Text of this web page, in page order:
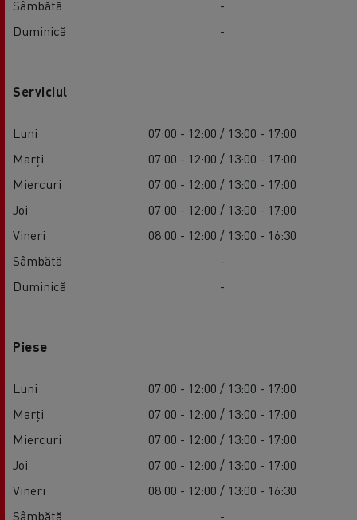
Sâmbătă
-
Duminică
-
Serviciul
Luni
07:00 - 12:00 / 13:00 - 17:00
Marți
07:00 - 12:00 / 13:00 - 17:00
Miercuri
07:00 - 12:00 / 13:00 - 17:00
Joi
07:00 - 12:00 / 13:00 - 17:00
Vineri
08:00 - 12:00 / 13:00 - 16:30
Sâmbătă
-
Duminică
-
Piese
Luni
07:00 - 12:00 / 13:00 - 17:00
Marți
07:00 - 12:00 / 13:00 - 17:00
Miercuri
07:00 - 12:00 / 13:00 - 17:00
Joi
07:00 - 12:00 / 13:00 - 17:00
Vineri
08:00 - 12:00 / 13:00 - 16:30
Sâmbătă
-